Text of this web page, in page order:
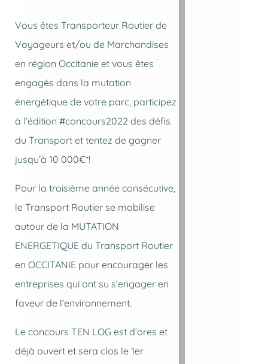
Vous êtes Transporteur Routier de
Voyageurs et/ou de Marchandises
en région Occitanie et vous êtes
engagés dans la mutation
énergétique de votre parc, participez
à l’édition #concours2022 des défis
du Transport et tentez de gagner
jusqu’à 10 000€*!
Pour la troisième année consécutive,
le Transport Routier se mobilise
autour de la MUTATION
ENERGETIQUE du Transport Routier
en OCCITANIE pour encourager les
entreprises qui ont su s’engager en
faveur de l’environnement.
Le concours TEN LOG est d’ores et
déjà ouvert et sera clos le 1er